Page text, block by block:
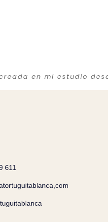
en mi estudio
611